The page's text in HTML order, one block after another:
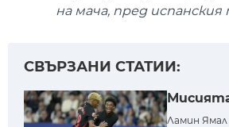
на мача, пред испанския
СВЪРЗАНИ СТАТИИ:
Ламин Ямал